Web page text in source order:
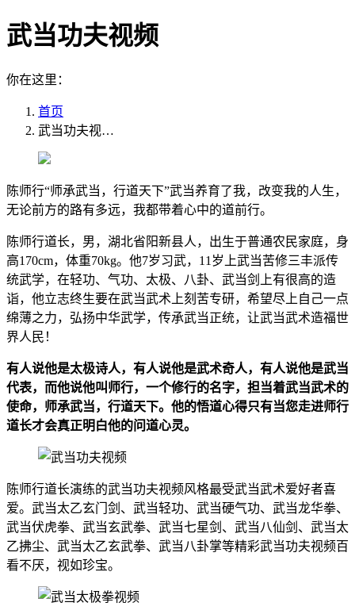
武当功夫视频
你在这里：
首页
武当功夫视…
陈师行“师承武当，行道天下”武当养育了我，改变我的人生，
无论前方的路有多远，我都带着心中的道前行。
陈师行道长，男，湖北省阳新县人，出生于普通农民家庭，身
高170cm，体重70kg。他7岁习武，11岁上武当苦修三丰派传
统武学，在轻功、气功、太极、八卦、武当剑上有很高的造
诣，他立志终生要在武当武术上刻苦专研，希望尽上自己一点
绵薄之力，弘扬中华武学，传承武当正统，让武当武术造福世
界人民！
有人说他是太极诗人，有人说他是武术奇人，有人说他是武当
代表，而他说他叫师行，一个修行的名字，担当着武当武术的
使命，师承武当，行道天下。他的悟道心得只有当您走进师行
道长才会真正明白他的问道心灵。
陈师行道长演练的武当功夫视频风格最受武当武术爱好者喜
爱。武当太乙玄门剑、武当轻功、武当硬气功、武当龙华拳、
武当伏虎拳、武当玄武拳、武当七星剑、武当八仙剑、武当太
乙拂尘、武当太乙玄武拳、武当八卦掌等精彩武当功夫视频百
看不厌，视如珍宝。